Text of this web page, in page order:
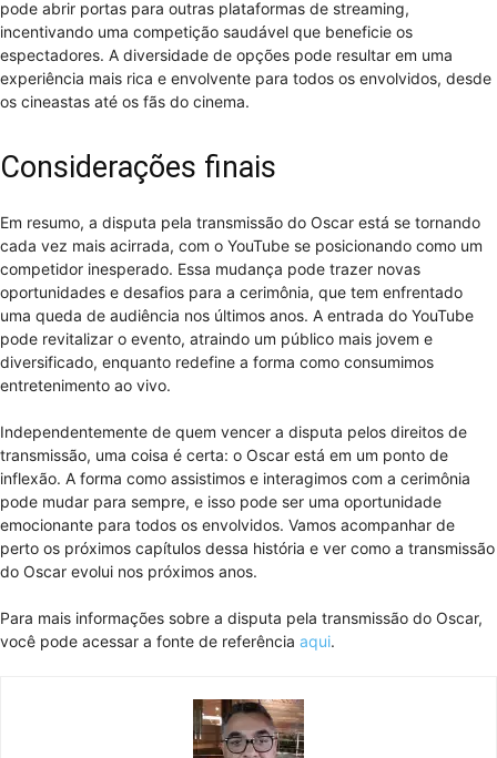
pode abrir portas para outras plataformas de streaming,
incentivando uma competição saudável que beneficie os
espectadores. A diversidade de opções pode resultar em uma
experiência mais rica e envolvente para todos os envolvidos, desde
os cineastas até os fãs do cinema.
Considerações finais
Em resumo, a disputa pela transmissão do Oscar está se tornando
cada vez mais acirrada, com o YouTube se posicionando como um
competidor inesperado. Essa mudança pode trazer novas
oportunidades e desafios para a cerimônia, que tem enfrentado
uma queda de audiência nos últimos anos. A entrada do YouTube
pode revitalizar o evento, atraindo um público mais jovem e
diversificado, enquanto redefine a forma como consumimos
entretenimento ao vivo.
Independentemente de quem vencer a disputa pelos direitos de
transmissão, uma coisa é certa: o Oscar está em um ponto de
inflexão. A forma como assistimos e interagimos com a cerimônia
pode mudar para sempre, e isso pode ser uma oportunidade
emocionante para todos os envolvidos. Vamos acompanhar de
perto os próximos capítulos dessa história e ver como a transmissão
do Oscar evolui nos próximos anos.
Para mais informações sobre a disputa pela transmissão do Oscar,
você pode acessar a fonte de referência aqui.